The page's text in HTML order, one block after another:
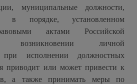
муниципальные должности,
в порядке, установленном
актами Российской
личной
при исполнении должностных
приводит или может привести к
а также принимать меры по